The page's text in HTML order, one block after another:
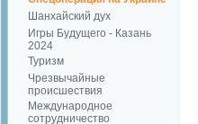
Шанхайский дух
Игры Будущего - Казань
2024
Туризм
Чрезвычайные
происшествия
Международное
сотрудничество